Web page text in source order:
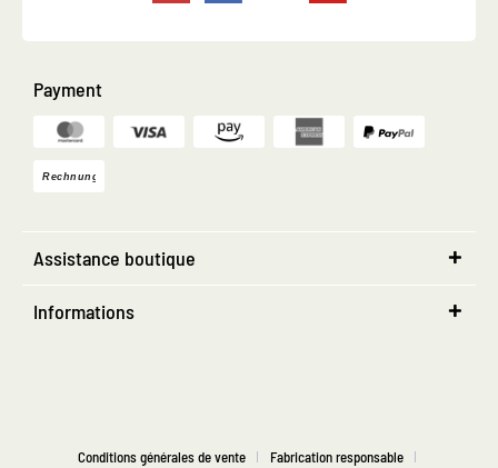
Payment
Assistance boutique
Informations
Conditions générales de vente
Fabrication responsable